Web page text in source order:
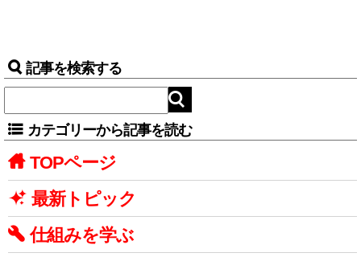
記事を検索する
カテゴリーから記事を読む
TOPページ
最新トピック
仕組みを学ぶ